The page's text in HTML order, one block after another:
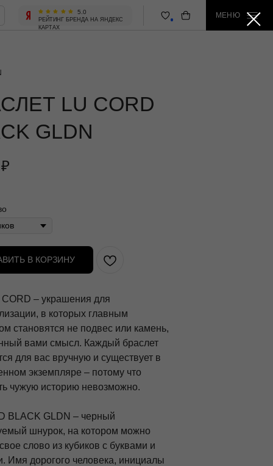
НА ЯНДЕКС
LU CORD
GLDN
₽
В КОРЗИНУ
– украшения для
в которых главным
становятся не подвес или камень,
вами смысл. Каждый браслет
для вас вручную и существует в
экземпляре – потому что
чужую историю невозможно.
BLACK GLDN – черный
шнурок, на котором можно
слово из кубиков с буквами и
Имя дорогого человека, инициалы